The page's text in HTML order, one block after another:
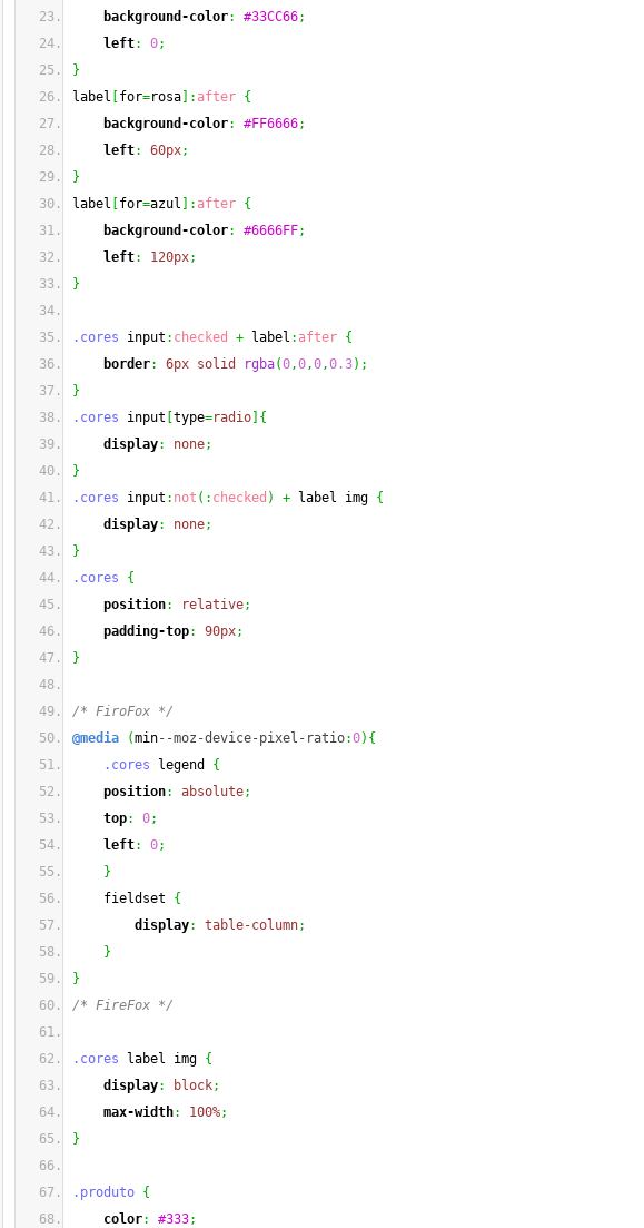
background-color: #33CC66;
left: 0;
}
label
for=rosa : after {
background-color: #FF6666;
left: 60px;
}
label
for=azul : after {
background-color: #6666FF;
left: 120px;
}
.cores input : checked + label : after {
border: 6px solid rgba(0,0,0,0.3) ;
}
.cores input type=radio {
display: none;
}
.cores input : not ( : checked ) + label img {
display: none;
}
.cores
{
position: relative;
padding-top: 90px;
}
/* FiroFox */
@media
(min--moz-device-pixel-ratio:0) {
.cores legend {
position: absolute;
top: 0;
left: 0;
}
fieldset {
display: table-column;
}
}
/* FireFox */
.cores label img {
display: block;
max-width: 100%;
}
.produto {
color: #333;